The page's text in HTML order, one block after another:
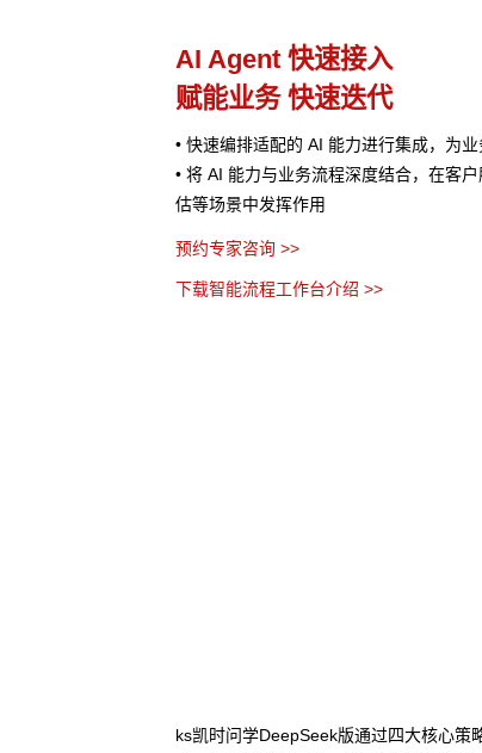
业务流程管理
避免流程设计和实际执行
• 将业务流程以作战地图的形式进行可视
个环节、节点之间的关系以及当前流程所
• AI 分析任务处理时间、资源消耗等指标
务流程
ks凯时问学DeepSeek版通过四大核心